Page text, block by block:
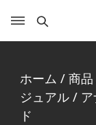
ホーム / 商品
ジュアル/
ド